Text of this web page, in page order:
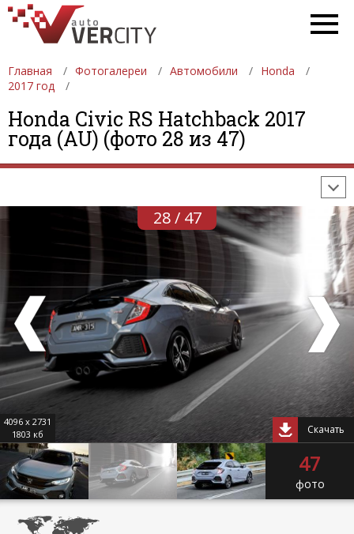
Главная Фотогалереи Автомобили
Honda
2017 год
Honda Civic RS Hatchback 2017
года (AU) (фото 28 из 47)
ФОТОГАЛЕРЕИ АВТОМОБИЛИ
ДЕВУШКИ
АВТОСАЛОНЫ
ФОРМУЛА-1
28 / 47
4096 x 2731
1803 кб
Скачать
47
фото